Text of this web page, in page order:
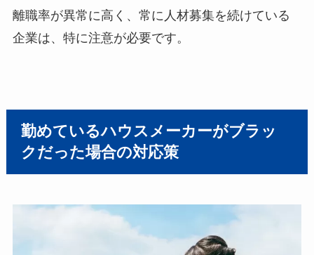
離職率が異常に高く、常に人材募集を続けている
企業は、特に注意が必要です。
勤めているハウスメーカーがブラッ
クだった場合の対応策